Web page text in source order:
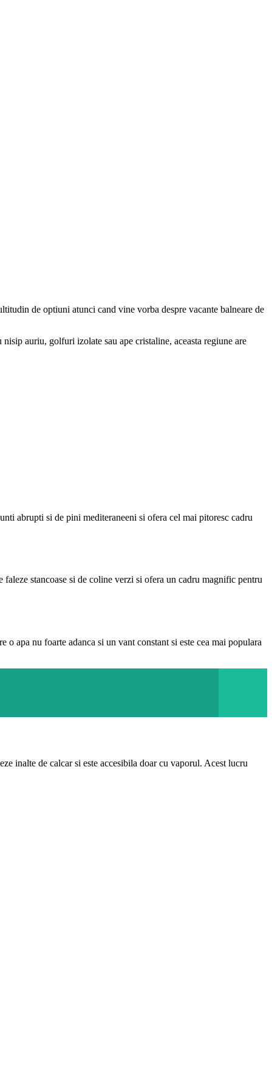
de optiuni atunci cand vine vorba despre vacante balneare de
auriu, golfuri izolate sau ape cristaline, aceasta regiune are
abrupti si de pini mediteraneeni si ofera cel mai pitoresc cadru
stancoase si de coline verzi si ofera un cadru magnific pentru
apa nu foarte adanca si un vant constant si este cea mai populara
inalte de calcar si este accesibila doar cu vaporul. Acest lucru